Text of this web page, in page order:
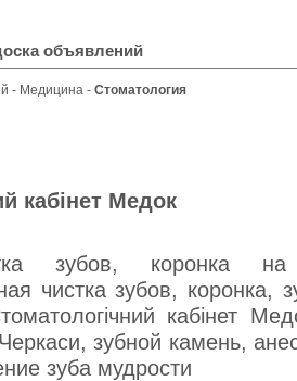
объявлений
- Медицина - Стоматология
кабінет Медок
зубов, коронка
чистка зубов, коронка,
кабінет
Черкаси, зубной камень,
зуба мудрости